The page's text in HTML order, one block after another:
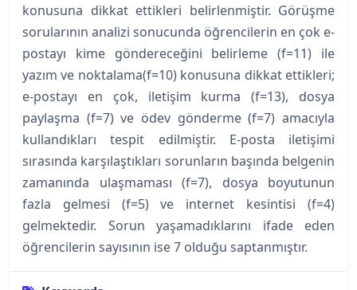
konusuna dikkat ettikleri belirlenmiştir. Görüşme
sorularının analizi sonucunda öğrencilerin en çok e-
postayı kime göndereceğini belirleme (f=11) ile
yazım ve noktalama(f=10) konusuna dikkat ettikleri;
e-postayı en çok, iletişim kurma (f=13), dosya
paylaşma (f=7) ve ödev gönderme (f=7) amacıyla
kullandıkları tespit edilmiştir. E-posta iletişimi
sırasında karşılaştıkları sorunların başında belgenin
zamanında ulaşmaması (f=7), dosya boyutunun
fazla gelmesi (f=5) ve internet kesintisi (f=4)
gelmektedir. Sorun yaşamadıklarını ifade eden
öğrencilerin sayısının ise 7 olduğu saptanmıştır.